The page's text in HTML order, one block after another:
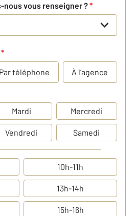
nous vous renseigner ?*
*
Par téléphone À l’agence
Mardi Mercredi
Vendredi Samedi
10h-11h
13h-14h
15h-16h